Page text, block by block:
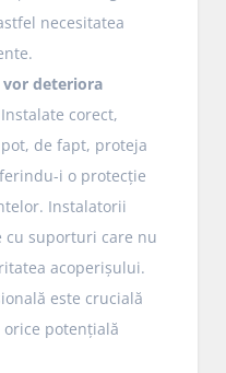
necesitatea
vor deteriora
corect,
de fapt, proteja
i o protecție
Instalatorii
cu suporturi care nu
acoperișului.
este crucială
potențială